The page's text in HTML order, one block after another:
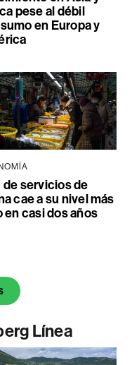
pese al débil
en Europa y
de servicios de
cae a su nivel más
en casi dos años
Línea